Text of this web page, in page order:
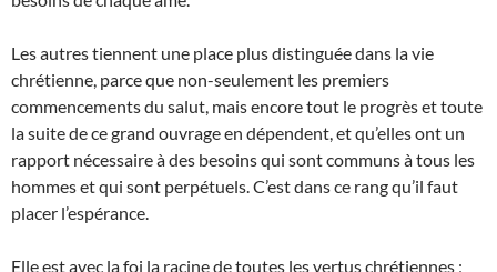
Les autres tiennent une place plus distinguée dans la vie
chrétienne, parce que non-seulement les premiers
commencements du salut, mais encore tout le progrès et toute
la suite de ce grand ouvrage en dépendent, et qu’elles ont un
rapport nécessaire à des besoins qui sont communs à tous les
hommes et qui sont perpétuels. C’est dans ce rang qu’il faut
placer l’espérance.
Elle est avec la foi la racine de toutes les vertus chrétiennes ;